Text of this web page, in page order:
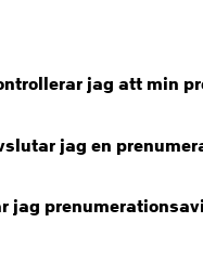
jag att min
jag en
jag